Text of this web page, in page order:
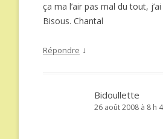
ça ma l’air pas mal du tout,
Bisous. Chantal
Répondre ↓
Bidoullette
26 août 2008 à 8 h